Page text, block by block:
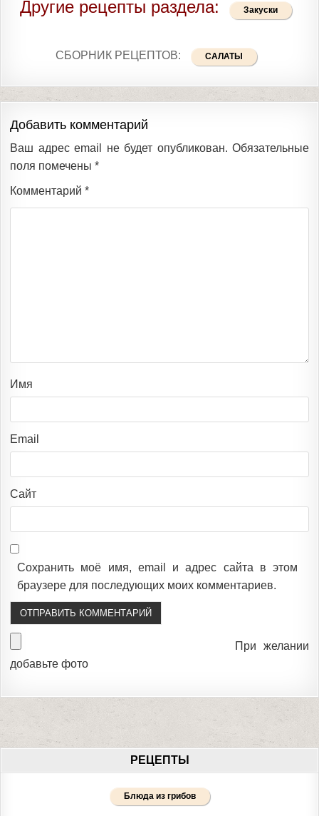
Другие рецепты раздела: Закуски
СБОРНИК РЕЦЕПТОВ: САЛАТЫ
Добавить комментарий
Ваш адрес email не будет опубликован. Обязательные
поля помечены *
Комментарий *
Имя
Email
Сайт
Сохранить моё имя, email и адрес сайта в этом
браузере для последующих моих комментариев.
При желании
добавьте фото
РЕЦЕПТЫ
Блюда из грибов